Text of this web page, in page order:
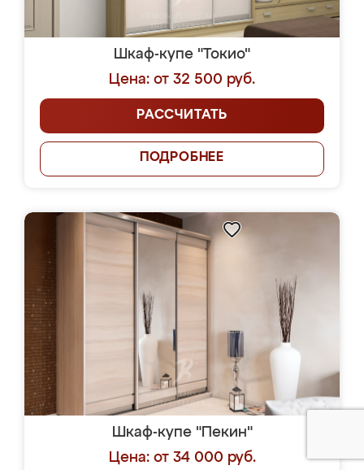
Шкаф-купе "Токио"
Цена: от 32 500 руб.
РАССЧИТАТЬ
ПОДРОБНЕЕ
Шкаф-купе "Пекин"
Цена: от 34 000 руб.